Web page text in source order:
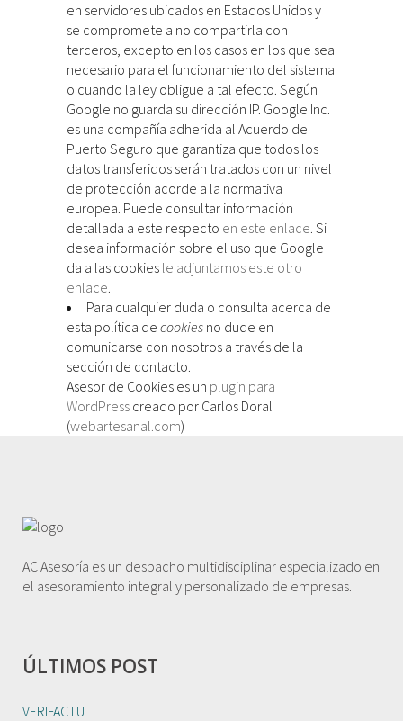
en servidores ubicados en Estados Unidos y
se compromete a no compartirla con
terceros, excepto en los casos en los que sea
necesario para el funcionamiento del sistema
o cuando la ley obligue a tal efecto. Según
Google no guarda su dirección IP. Google Inc.
es una compañía adherida al Acuerdo de
Puerto Seguro que garantiza que todos los
datos transferidos serán tratados con un nivel
de protección acorde a la normativa
europea. Puede consultar información
detallada a este respecto en este enlace. Si
desea información sobre el uso que Google
da a las cookies le adjuntamos este otro
enlace.
Para cualquier duda o consulta acerca de
esta política de cookies no dude en
comunicarse con nosotros a través de la
sección de contacto.
Asesor de Cookies es un plugin para
WordPress creado por Carlos Doral
(webartesanal.com)
AC Asesoría es un despacho multidisciplinar especializado en
el asesoramiento integral y personalizado de empresas.
ÚLTIMOS POST
VERIFACTU